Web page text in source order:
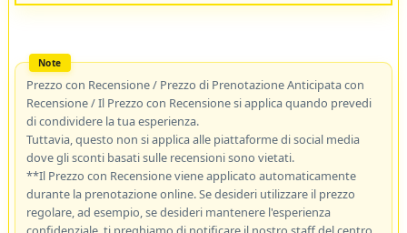
Prezzo con Recensione / Prezzo di Prenotazione Anticipata con
Recensione / Il Prezzo con Recensione si applica quando prevedi
di condividere la tua esperienza.
Tuttavia, questo non si applica alle piattaforme di social media
dove gli sconti basati sulle recensioni sono vietati.
**Il Prezzo con Recensione viene applicato automaticamente
durante la prenotazione online. Se desideri utilizzare il prezzo
regolare, ad esempio, se desideri mantenere l'esperienza